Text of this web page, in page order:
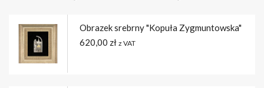
Obrazek srebrny "Kopuła Zygmuntowska"
620,00 zł z VAT